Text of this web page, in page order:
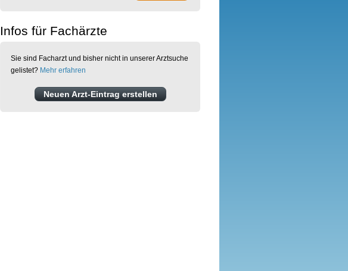
Infos für Fachärzte
Sie sind Facharzt und bisher nicht in unserer Arztsuche
gelistet? Mehr erfahren
Neuen Arzt-Eintrag erstellen